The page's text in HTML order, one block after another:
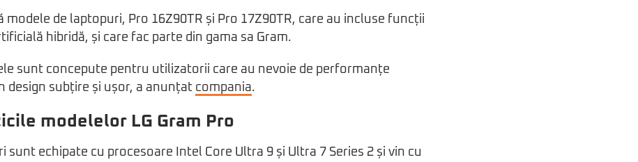
modele de laptopuri, Pro 16Z90TR și Pro 17Z90TR, care au incluse funcții
hibridă, și care fac parte din gama sa Gram.
sunt concepute pentru utilizatorii care au nevoie de performanțe
design subțire și ușor, a anunțat compania.
modelelor LG Gram Pro
sunt echipate cu procesoare Intel Core Ultra 9 și Ultra 7 Series 2 și vin cu